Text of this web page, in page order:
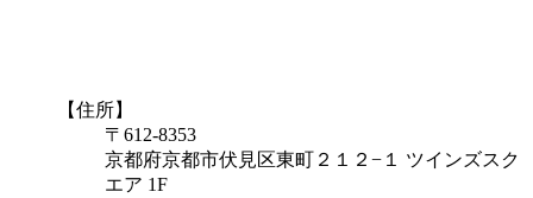
【住所】
〒612-8353
京都府京都市伏見区東町２１２−１ ツインズスク
エア 1F